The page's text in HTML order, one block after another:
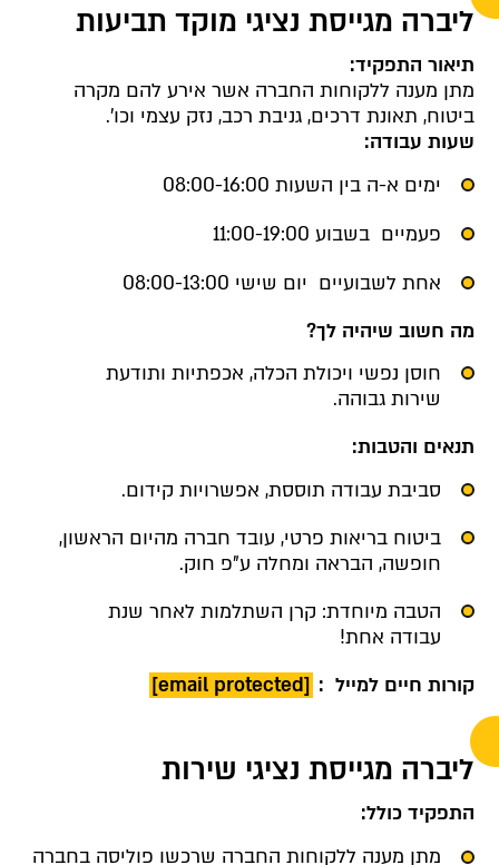
ליברה מגייסת נציגי מוקד תביעות
תיאור התפקיד:
מתן מענה ללקוחות החברה אשר אירע להם מקרה
ביטוח, תאונת דרכים, גניבת רכב, נזק עצמי וכו'.
שעות עבודה:
ימים א-ה בין השעות 08:00-16:00
פעמיים בשבוע 11:00-19:00
אחת לשבועיים יום שישי 08:00-13:00
מה חשוב שיהיה לך?
חוסן נפשי ויכולת הכלה, אכפתיות ותודעת
שירות גבוהה.
תנאים והטבות:
סביבת עבודה תוססת, אפשרויות קידום.
ביטוח בריאות פרטי, עובד חברה מהיום הראשון,
חופשה, הבראה ומחלה ע"פ חוק.
הטבה מיוחדת: קרן השתלמות לאחר שנת
עבודה אחת!
קורות חיים למייל : [email protected]
ליברה מגייסת נציגי שירות
התפקיד כולל:
מתן מענה ללקוחות החברה שרכשו פוליסה בחברה